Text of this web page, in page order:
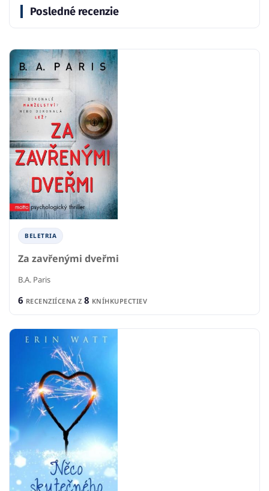
Posledné recenzie
BELETRIA
Za zavřenými dveřmi
B.A. Paris
6 RECENZIÍCENA Z 8 KNÍHKUPECTIEV